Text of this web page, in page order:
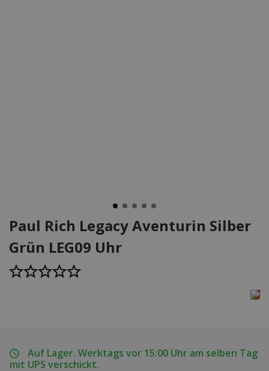
Paul Rich Legacy Aventurin Silber
Grün LEG09 Uhr
Auf Lager. Werktags vor 15:00 Uhr am selben Tag
mit UPS verschickt.